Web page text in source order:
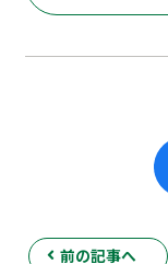
前の記事へ